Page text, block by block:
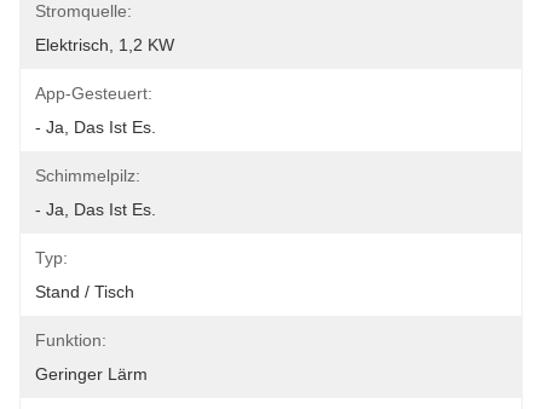
Stromquelle:
Elektrisch, 1,2 KW
App-Gesteuert:
- Ja, Das Ist Es.
Schimmelpilz:
- Ja, Das Ist Es.
Typ:
Stand / Tisch
Funktion:
Geringer Lärm